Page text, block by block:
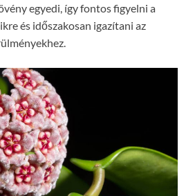
egyedi, így fontos figyelni a
és időszakosan igazítani az